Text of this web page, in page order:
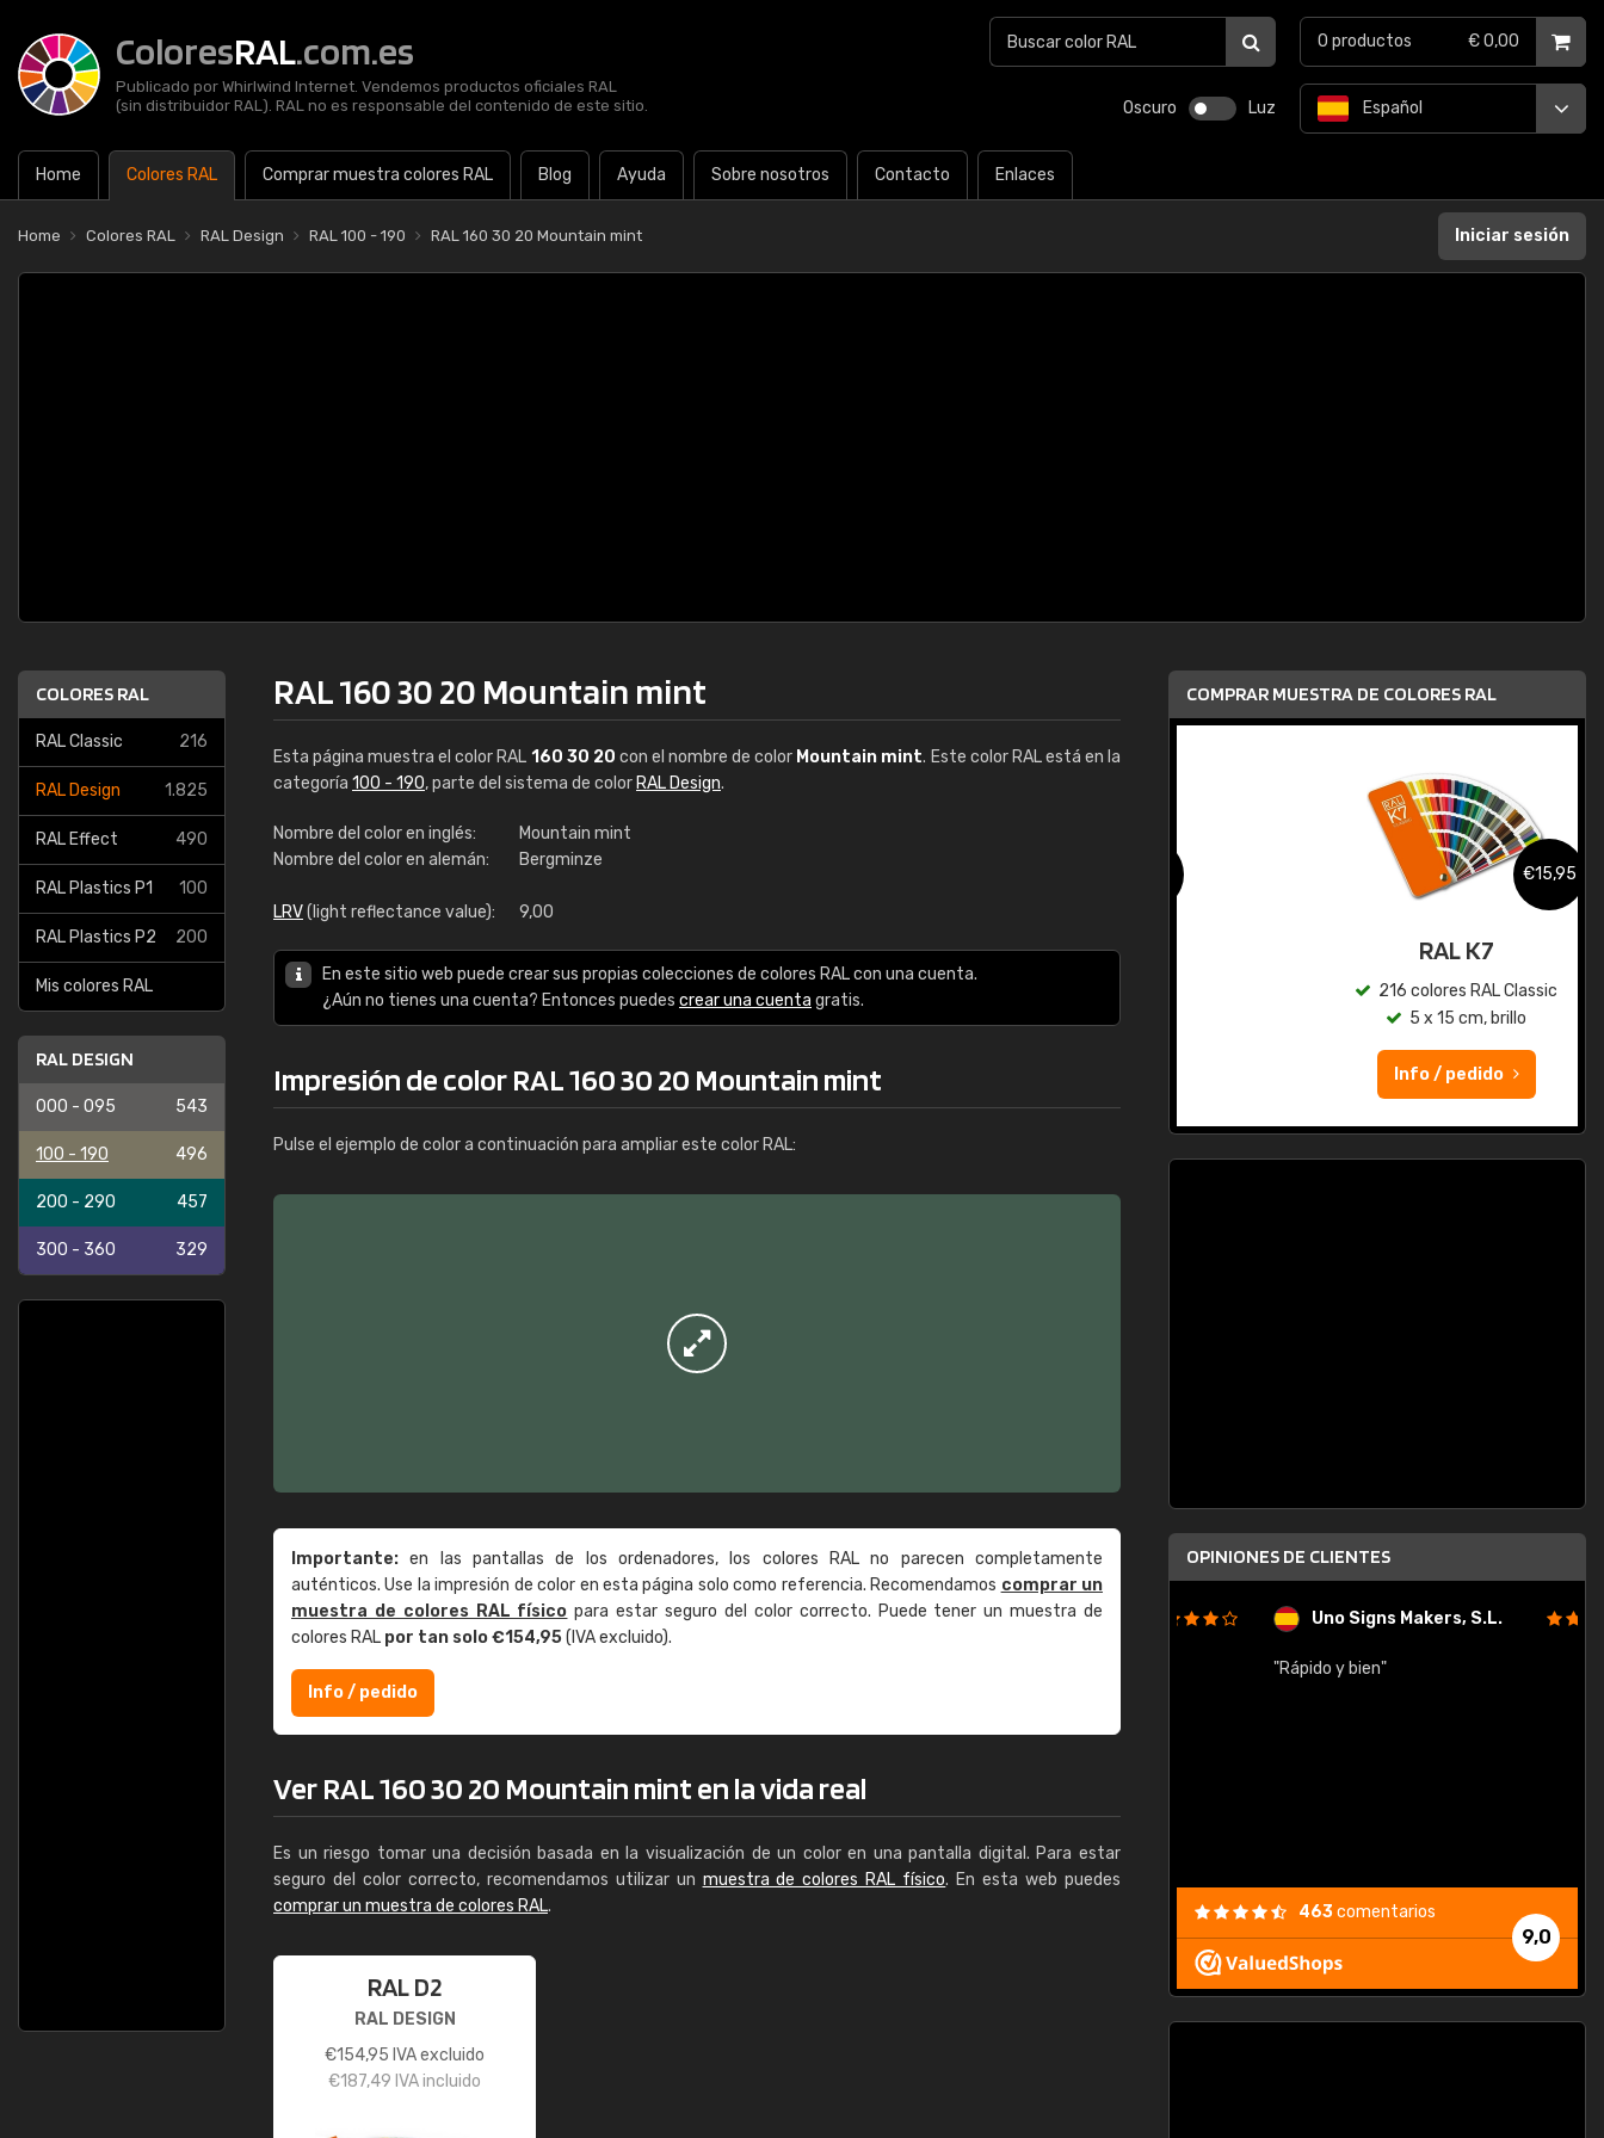
ColoresRAL.com.es
Publicado por Whirlwind Internet. Vendemos productos oficiales RAL
(sin distribuidor RAL). RAL no es responsable del contenido de este sitio.
Oscuro Luz
Home Colores RAL Comprar muestra colores RAL Blog Ayuda Sobre nosotros Contacto Enlaces
Español
0 productos € 0,00
Home Colores RAL RAL Design RAL 100 - 190 RAL 160 30 20 Mountain mint Iniciar sesión
COLORES RAL
RAL Classic 216
RAL Design 1.825
RAL Effect 490
RAL Plastics P1 100
RAL Plastics P2 200
Mis colores RAL
RAL DESIGN
000 - 095 543
100 - 190 496
200 - 290 457
300 - 360 329
RAL 160 30 20 Mountain mint
Esta página muestra el color RAL 160 30 20 con el nombre de color Mountain mint. Este color RAL está en la
categoría 100 - 190, parte del sistema de color RAL Design.
Nombre del color en inglés:
Mountain mint
Nombre del color en alemán:
Bergminze
LRV(light reflectance value): 9,00
En este sitio web puede crear sus propias colecciones de colores RAL con una cuenta.
¿Aún no tienes una cuenta? Entonces puedes crear una cuenta gratis.
Impresión de color RAL 160 30 20 Mountain mint
Pulse el ejemplo de color a continuación para ampliar este color RAL:
Importante: en las pantallas de los ordenadores, los colores RAL no parecen completamente
auténticos. Use la impresión de color en esta página solo como referencia. Recomendamos comprar un
muestra de colores RAL físico para estar seguro del color correcto. Puede tener un muestra de
colores RAL por tan solo €154,95(IVA excluido).
Info / pedido
Ver RAL 160 30 20 Mountain mint en la vida real
Es un riesgo tomar una decisión basada en la visualización de un color en una pantalla digital. Para estar
seguro del color correcto, recomendamos utilizar un muestra de colores RAL físico. En esta web puedes
comprar un muestra de colores RAL.
RAL D2
RAL DESIGN
€154,95 IVA excluido
€187,49 IVA incluido
COMPRAR MUESTRA DE COLORES RAL
RAL K7 a base de agua
€15,95
216 colores RAL Classic
5 x 15 cm, brillo
Info / pedido
OPINIONES DE CLIENTES
Enrique Uno Signs Makers, S.L.
"Rápido y bien"
9,0
463comentarios